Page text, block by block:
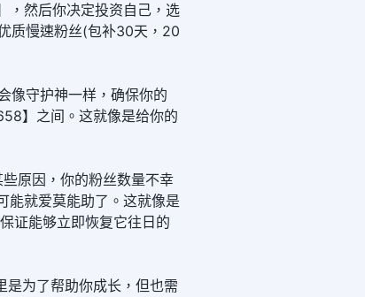
，然后你决定投资自己，选
质慢速粉丝(包补30天，20
像守护神一样，确保你的
】之间。这就像是给你的
原因，你的粉丝数量不幸
能就爱莫能助了。这就像是
证能够立即恢复它往日的
为了帮助你成长，但也需